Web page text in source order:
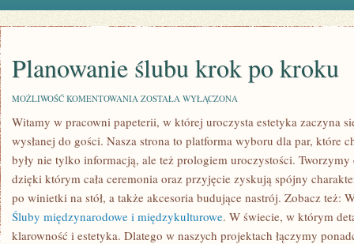
Planowanie ślubu krok po kroku
MOŻLIWOŚĆ KOMENTOWANIA PLANOWANIE
KROK
KROKU
ZOSTAŁA WYŁĄCZONA
Witamy w pracowni papeterii, w której uroczysta estetyka zaczyna
wysłanej do gości. Nasza strona to platforma wyboru dla par, które
były nie tylko informacją, ale też prologiem uroczystości.
dzięki którym cała ceremonia oraz przyjęcie zyskują spójny
po winietki na stół, a także akcesoria budujące nastrój. Zobacz też:
Śluby międzynarodowe i międzykulturowe. W świecie, w którym
klarowność i estetyka. Dlatego w naszych projektach łączymy